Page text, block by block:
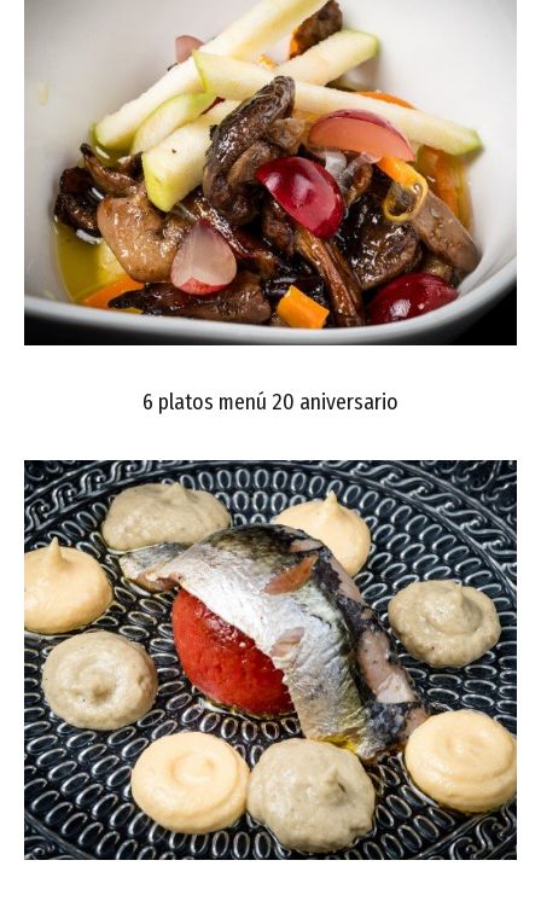
6 platos menú 20 aniversario